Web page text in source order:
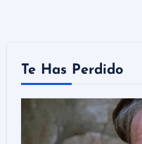
Te Has Perdido